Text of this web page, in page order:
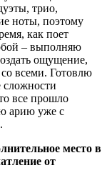
трио,
ноты, поэтому
как поет
– выполняю
ощущение,
всеми. Готовлю
сложности
все прошло
арию уже с
место в
от